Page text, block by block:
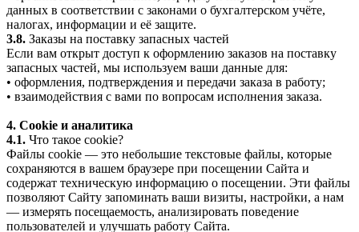
данных в соответствии с законами о бухгалтерском учёте,
налогах, информации и её защите.
3.8. Заказы на поставку запасных частей
Если вам открыт доступ к оформлению заказов на поставку
запасных частей, мы используем ваши данные для:
• оформления, подтверждения и передачи заказа в работу;
• взаимодействия с вами по вопросам исполнения заказа.
4. Cookie и аналитика
4.1. Что такое cookie?
Файлы cookie — это небольшие текстовые файлы, которые
сохраняются в вашем браузере при посещении Сайта и
содержат техническую информацию о посещении. Эти файлы
позволяют Сайту запоминать ваши визиты, настройки, а нам
— измерять посещаемость, анализировать поведение
пользователей и улучшать работу Сайта.